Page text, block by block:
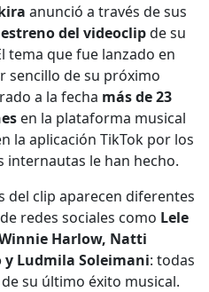
anunció a través de sus
estreno del videoclipde su
tema que fue lanzado en
sencillo de su próximo
a la fecha más de 23
en la plataforma musical
la aplicación TikTok por los
internautas le han hecho.
del clip aparecen diferentes
redes sociales como Lele
Harlow, Natti
y Ludmila Soleimani: todas
su último éxito musical.